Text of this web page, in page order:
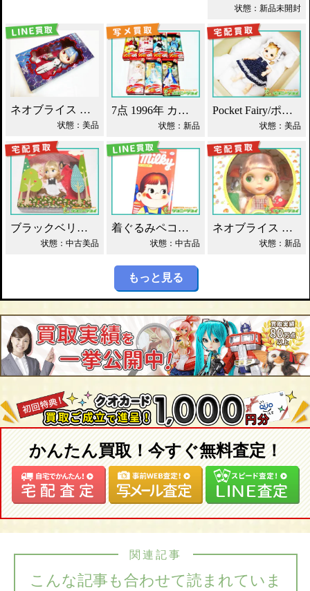
状態：新品未開封
ネオブライス エヴァンゲリオン 綾波レイ 買取！
状態：美品
7点 1996年 カレンダーガール ジェニー人形 買取！
状態：新品
Pocket Fairy/ポケットフェアリー PF ドール買取！
状態：美品
ブラックベリーブッシュ ネオブライス Blythe買取！
状態：中古美品
着ぐるみペコちゃん ベアブリック 400% 買取！
状態：中古品
ネオブライス グルーヴィーグルーヴ タカラ買取！
状態：新品
もっと見る
かんたん買取！今すぐ無料査定！
こんな記事も合わせて読まれていま
関連記事